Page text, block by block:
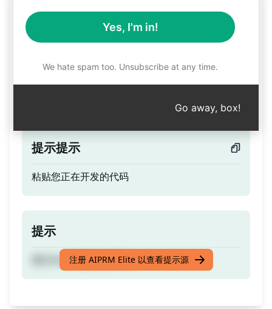
iOS快速开发
预告片
提示提示
粘贴您正在开发的代码
提示
通过Swift加速您的开发。
注册 AIPRM Elite 以查看提示源
Yes, I'm in!
We hate spam too. Unsubscribe at any time.
Go away, box!